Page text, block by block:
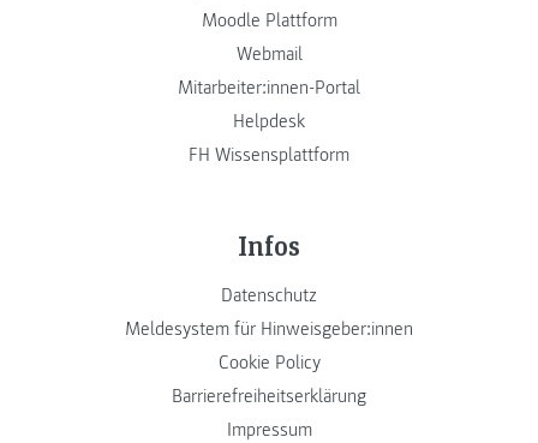
Moodle Plattform
Webmail
Mitarbeiter:innen-Portal
Helpdesk
FH Wissensplattform
Infos
Datenschutz
Meldesystem für Hinweisgeber:innen
Cookie Policy
Barrierefreiheitserklärung
Impressum